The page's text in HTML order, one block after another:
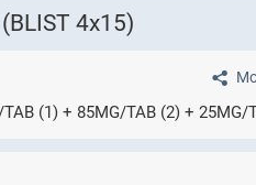
και
4x15)
(1) + 85MG/TAB (2) + 25MG/